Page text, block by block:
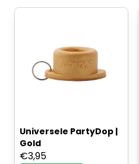
Universele PartyDop |
Gold
€3,95